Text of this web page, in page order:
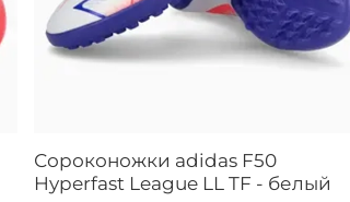
Сороконожки adidas F50
Hyperfast League LL TF - белый